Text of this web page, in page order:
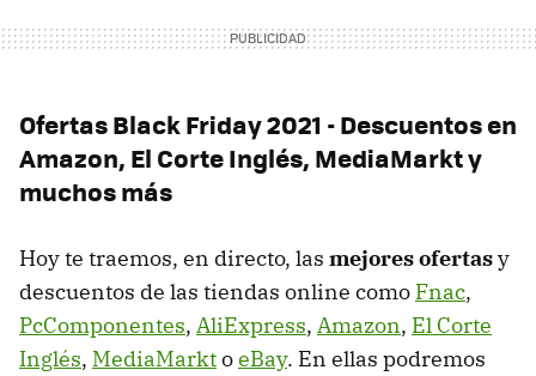
Ofertas Black Friday 2021 - Descuentos en
Amazon, El Corte Inglés, MediaMarkt y
muchos más
Hoy te traemos, en directo, las mejores ofertasy
descuentos de las tiendas online como Fnac,
PcComponentes, AliExpress, Amazon, El Corte
Inglés, MediaMarktoeBay. En ellas podremos